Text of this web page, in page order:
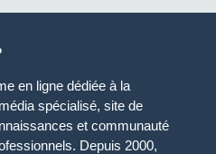
en ligne dédiée à la
spécialisé, site de
et communauté
Depuis 2000,